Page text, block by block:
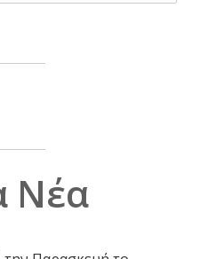
Νέα